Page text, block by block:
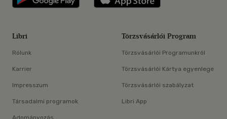
Libri
Rólunk
Karrier
Impresszum
Társadalmi programok
Törzsvásárlói Program
Törzsvásárlói Programunkról
Törzsvásárlói Kártya egyenlege
Törzsvásárlói szabályzat
Libri App